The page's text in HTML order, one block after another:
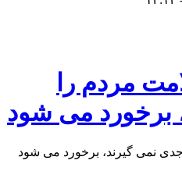
مردم را
برخورد می شود